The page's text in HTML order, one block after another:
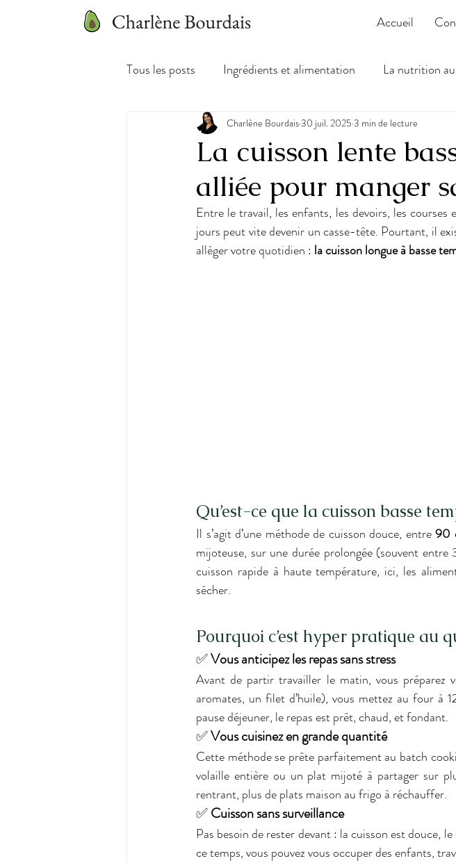
Accueil
Tous les posts Ingrédients et alimentation La nutrition
La cuisson lente
alliée pour manger
Charlène Bourdais30 juil. 2025 3 min de lecture
Entre le travail, les enfants, les devoirs, les
jours peut vite devenir un casse-tête. Pourtant, il
alléger votre quotidien : la cuisson longue à basse
Qu’est-ce que la cuisson basse
Il s’agit d’une méthode de cuisson douce, entre 90
mijoteuse, sur une durée prolongée (souvent
cuisson rapide à haute température, ici, les
sécher.
Pourquoi c’est hyper pratique au
✅ Vous anticipez les repas sans stress
Avant de partir travailler le matin, vous préparez
aromates, un filet d’huile), vous mettez au four à
pause déjeuner, le repas est prêt, chaud, et fondant.
✅ Vous cuisinez en grande quantité
Cette méthode se prête parfaitement au batch
volaille entière ou un plat mijoté à partager sur
rentrant, plus de plats maison au frigo à réchauffer.
✅ Cuisson sans surveillance
Pas besoin de rester devant : la cuisson est douce,
ce temps, vous pouvez vous occuper des enfants,